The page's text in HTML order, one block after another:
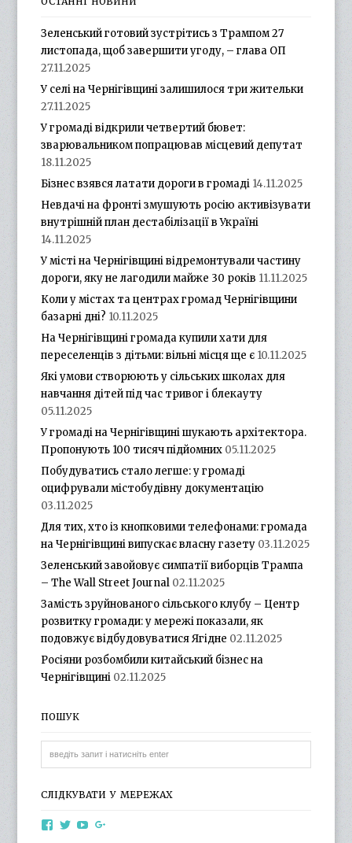
Зеленський готовий зустрітись з Трампом 27
листопада, щоб завершити угоду, – глава ОП
27.11.2025
У селі на Чернігівщині залишилося три жительки
27.11.2025
У громаді відкрили четвертий бювет:
зварювальником попрацював місцевий депутат
18.11.2025
Бізнес взявся латати дороги в громаді 14.11.2025
Невдачі на фронті змушують росію активізувати
внутрішній план дестабілізації в Україні
14.11.2025
У місті на Чернігівщині відремонтували частину
дороги, яку не лагодили майже 30 років 11.11.2025
Коли у містах та центрах громад Чернігівщини
базарні дні? 10.11.2025
На Чернігівщині громада купили хати для
переселенців з дітьми: вільні місця ще є 10.11.2025
Які умови створюють у сільських школах для
навчання дітей під час тривог і блекауту
05.11.2025
У громаді на Чернігівщині шукають архітектора.
Пропонують 100 тисяч підйомних 05.11.2025
Побудуватись стало легше: у громаді
оцифрували містобудівну документацію
03.11.2025
Для тих, хто із кнопковими телефонами: громада
на Чернігівщині випускає власну газету 03.11.2025
Зеленський завойовує симпатії виборців Трампа
– The Wall Street Journal 02.11.2025
Замість зруйнованого сільського клубу – Центр
розвитку громади: у мережі показали, як
подовжує відбудовуватися Ягідне 02.11.2025
Росіяни розбомбили китайський бізнес на
Чернігівщині 02.11.2025
ПОШУК
СЛІДКУВАТИ У МЕРЕЖАХ
ViewViewView